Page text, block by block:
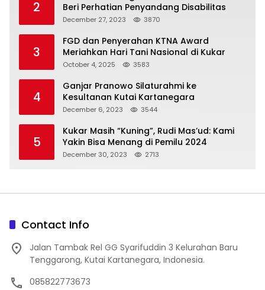
2
Beri Perhatian Penyandang Disabilitas
December 27, 2023 3870
3
FGD dan Penyerahan KTNA Award
Meriahkan Hari Tani Nasional di Kukar
October 4, 2025 3583
4
Ganjar Pranowo Silaturahmi ke
Kesultanan Kutai Kartanegara
December 6, 2023 3544
5
Kukar Masih “Kuning”, Rudi Mas’ud: Kami
Yakin Bisa Menang di Pemilu 2024
December 30, 2023 2713
Contact Info
Jalan Tambak Rel GG Syarifuddin 3 Kelurahan Baru
Tenggarong, Kutai Kartanegara, Indonesia.
085822773673